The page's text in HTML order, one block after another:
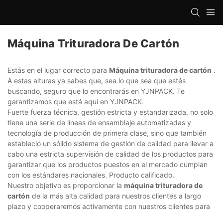
Máquina Trituradora De Cartón
Estás en el lugar correcto para Máquina trituradora de cartón .
A estas alturas ya sabes que, sea lo que sea que estés
buscando, seguro que lo encontrarás en YJNPACK. Te
garantizamos que está aquí en YJNPACK.
Fuerte fuerza técnica, gestión estricta y estandarizada, no solo
tiene una serie de líneas de ensamblaje automatizadas y
tecnología de producción de primera clase, sino que también
estableció un sólido sistema de gestión de calidad para llevar a
cabo una estricta supervisión de calidad de los productos para
garantizar que los productos puestos en el mercado cumplan
con los estándares nacionales. Producto calificado.
Nuestro objetivo es proporcionar la máquina trituradora de
cartón de la más alta calidad para nuestros clientes a largo
plazo y cooperaremos activamente con nuestros clientes para